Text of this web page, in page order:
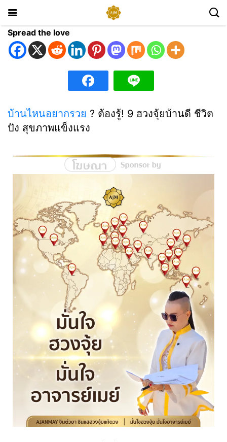
Spread the love
บ้านไหนอยากรวย ? ต้องรู้! 9 ฮวงจุ้ยบ้านดี ชีวิต
ปัง สุขภาพแข็งแรง